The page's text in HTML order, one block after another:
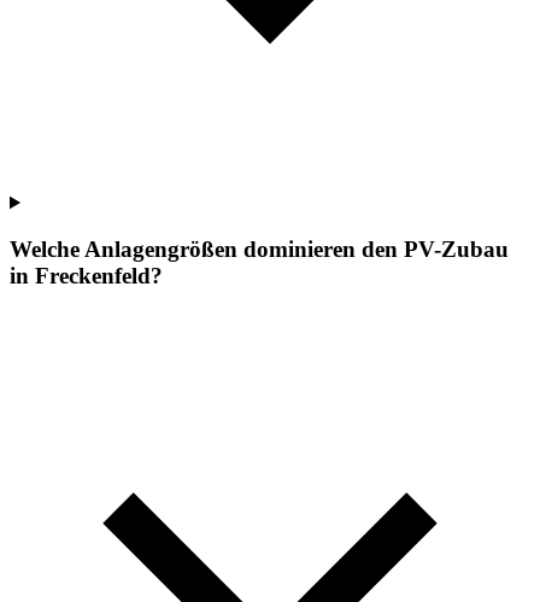
Welche Anlagengrößen dominieren den PV-Zubau
in Freckenfeld?